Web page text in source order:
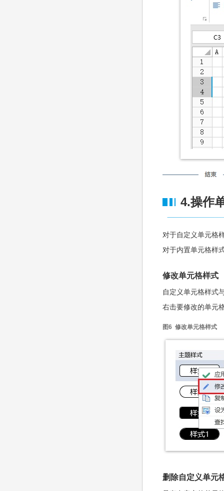
4.操作
对于自定义单元格
对于内置单元格样
修改单元格样式
自定义单元格样式
右击要修改的单元
图6 修改单元格样式
删除自定义单元